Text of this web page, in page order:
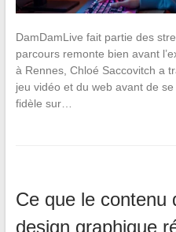
DamDamLive fait partie des
parcours remonte bien avant
à Rennes, Chloé Saccovitch a
jeu vidéo et du web avant de
fidèle sur…
Ce que le contenu
design graphique